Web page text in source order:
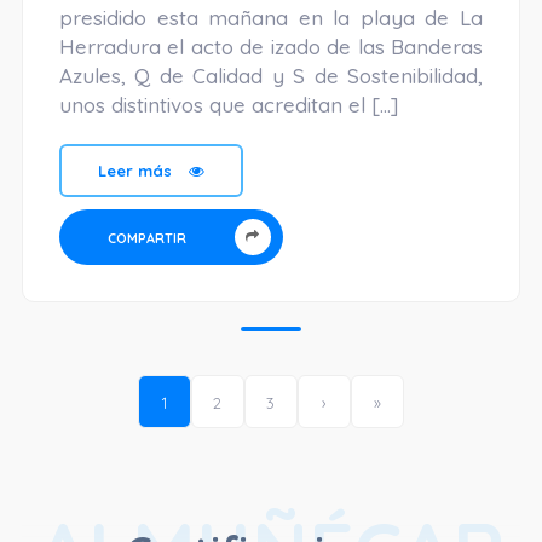
presidido esta mañana en la playa de La
Herradura el acto de izado de las Banderas
Azules, Q de Calidad y S de Sostenibilidad,
unos distintivos que acreditan el […]
Leer más
COMPARTIR
1 2 3 › »